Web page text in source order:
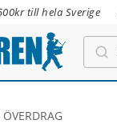
till hela Sverige